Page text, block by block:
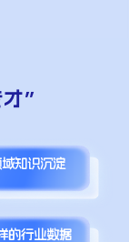
”
知识沉淀
的行业数据